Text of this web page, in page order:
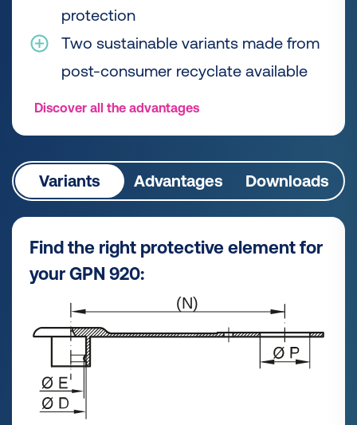
protection
Two sustainable variants made from
post-consumer recyclate available
Discover all the advantages
Variants Advantages Downloads
Find the right protective element for
your GPN 920: